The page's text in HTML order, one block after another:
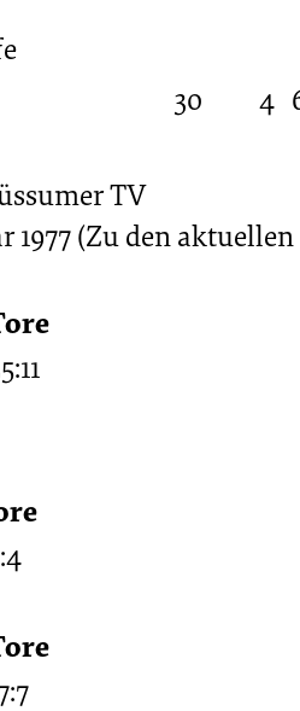
30
4
TV
1977(Zu den